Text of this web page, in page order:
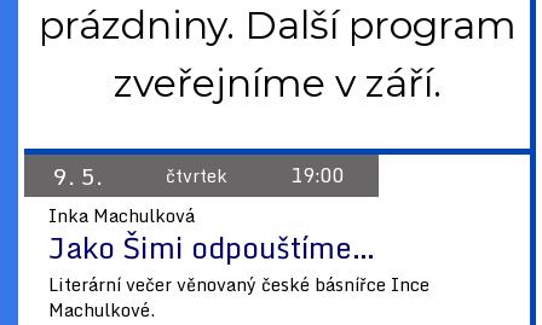
prázdniny. Další program
zveřejníme v září.
9. 5. čtvrtek 19:00
Inka Machulková
Jako Šimi odpouštíme…
Literární večer věnovaný české básnířce Ince
Machulkové.